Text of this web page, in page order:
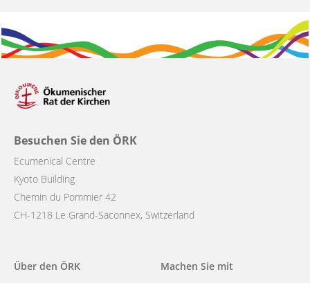
Besuchen Sie den ÖRK
Ecumenical Centre
Kyoto Building
Chemin du Pommier 42
CH-1218 Le Grand-Saconnex, Switzerland
Main
Über den ÖRK
Machen Sie mit